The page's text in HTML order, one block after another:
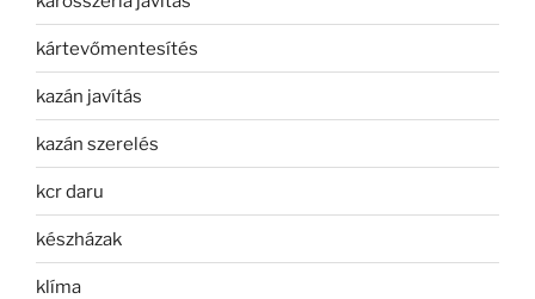
kártevőmentesítés
kazán javítás
kazán szerelés
kcr daru
készházak
klíma